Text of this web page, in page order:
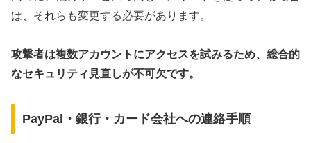
は、それらも変更する必要があります。
攻撃者は複数アカウントにアクセスを試みるため、総合的
なセキュリティ見直しが不可欠です。
PayPal・銀行・カード会社への連絡手順